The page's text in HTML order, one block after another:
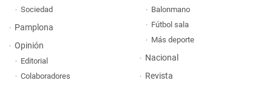
Sociedad
Pamplona
Opinión
Editorial
Colaboradores
Balonmano
Fútbol sala
Más deporte
Nacional
Revista